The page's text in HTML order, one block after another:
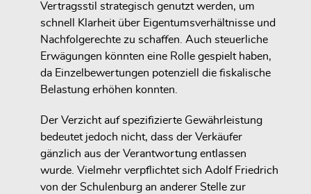
Vertragsstil strategisch genutzt werden, um
schnell Klarheit über Eigentumsverhältnisse und
Nachfolgerechte zu schaffen. Auch steuerliche
Erwägungen könnten eine Rolle gespielt haben,
da Einzelbewertungen potenziell die fiskalische
Belastung erhöhen konnten.
Der Verzicht auf spezifizierte Gewährleistung
bedeutet jedoch nicht, dass der Verkäufer
gänzlich aus der Verantwortung entlassen
wurde. Vielmehr verpflichtet sich Adolf Friedrich
von der Schulenburg an anderer Stelle zur